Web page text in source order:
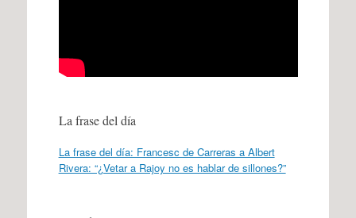
La frase del día
La frase del día: Francesc de Carreras a Albert
Rivera: “¿Vetar a Rajoy no es hablar de sillones?”